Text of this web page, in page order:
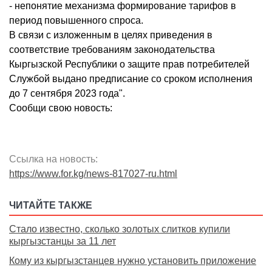
- непонятие механизма формирование тарифов в
период повышенного спроса.
В связи с изложенным в целях приведения в
соответствие требованиям законодательства
Кыргызской Республики о защите прав потребителей
Службой выдано предписание со сроком исполнения
до 7 сентября 2023 года".
Сообщи свою новость:
Ссылка на новость:
https://www.for.kg/news-817027-ru.html
ЧИТАЙТЕ ТАКЖЕ
Стало известно, сколько золотых слитков купили
кыргызстанцы за 11 лет
Кому из кыргызстанцев нужно установить приложение